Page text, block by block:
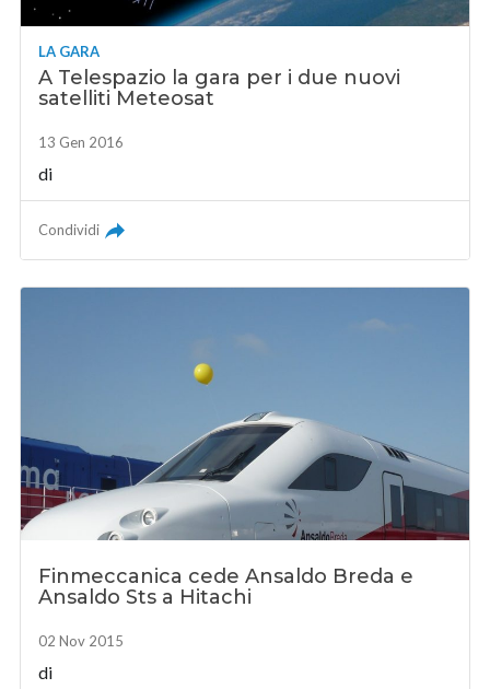
LA GARA
A Telespazio la gara per i due nuovi
satelliti Meteosat
13 Gen 2016
di
Condividi
Finmeccanica cede Ansaldo Breda e
Ansaldo Sts a Hitachi
02 Nov 2015
di